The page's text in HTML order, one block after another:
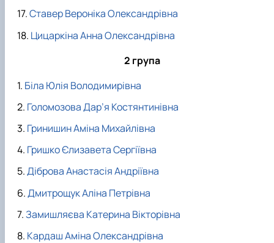
Ставер Вероніка Олександрівна
Цицаркіна Анна Олександрівна
2 група
Біла Юлія Володимирівна
Голомозова Дар’я Костянтинівна
Гринишин Аміна Михайлівна
Гришко Єлизавета Сергіївна
Діброва Анастасія Андріївна
Дмитрощук Аліна Петрівна
Замишляєва Катерина Вікторівна
Кардаш Аміна Олександрівна